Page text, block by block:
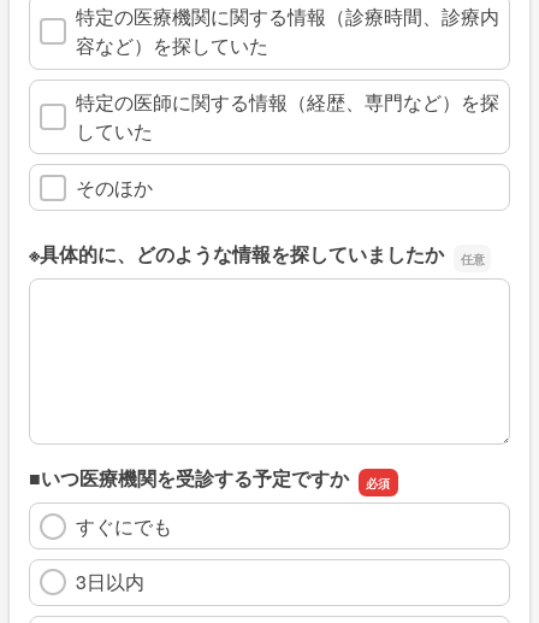
特定の医療機関に関する情報（診療時間、診療内
容など）を探していた
特定の医師に関する情報（経歴、専門など）を探
していた
そのほか
※具体的に、どのような情報を探していましたか
※具体的に、どのような情報を探していましたか
■いつ医療機関を受診する予定ですか
すぐにでも
3日以内